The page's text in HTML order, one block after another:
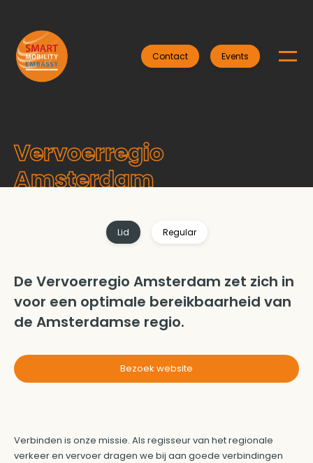
Contact Events
Vervoerregio
Amsterdam
Lid Regular
De Vervoerregio Amsterdam zet zich in
voor een optimale bereikbaarheid van
de Amsterdamse regio.
Bezoek website
Verbinden is onze missie. Als regisseur van het regionale
verkeer en vervoer dragen we bij aan goede verbindingen